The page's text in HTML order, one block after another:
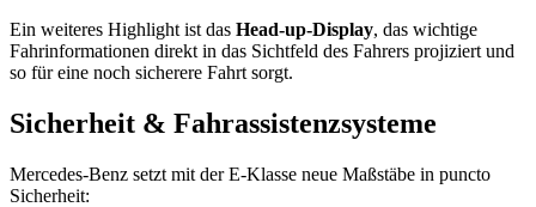
Ein weiteres Highlight ist das Head-up-Display, das wichtige
Fahrinformationen direkt in das Sichtfeld des Fahrers projiziert und
so für eine noch sicherere Fahrt sorgt.
Sicherheit & Fahrassistenzsysteme
Mercedes-Benz setzt mit der E-Klasse neue Maßstäbe in puncto
Sicherheit: